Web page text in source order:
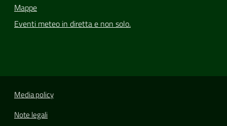
Mappe
Eventi meteo in diretta e non solo.
Media policy
Note legali